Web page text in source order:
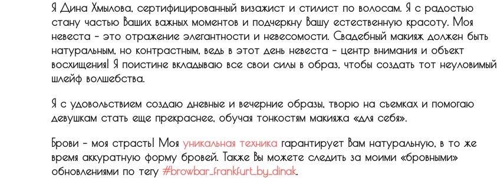
Я Дина Хмылова, сертифицированный визажист и стилист по волосам. Я с радостью
стану частью Ваших важных моментов и подчеркну Вашу естественную красоту. Моя
невеста – это отражение элегантности и невесомости. Свадебный макияж должен быть
натуральным, но контрастным, ведь в этот день невеста – центр внимания и объект
восхищения! Я поистине вкладываю все свои силы в образ, чтобы создать тот неуловимый
шлейф волшебства.
Я с удовольствием создаю дневные и вечерние образы, творю на съемках и помогаю
девушкам стать еще прекраснее, обучая тонкостям макияжа «для себя».
Брови – моя страсть! Моя уникальная техника гарантирует Вам натуральную, в то же
время аккуратную форму бровей. Также Вы можете следить за моими «бровными»
обновлениями по тегу #browbar_frankfurt_by_dinak.